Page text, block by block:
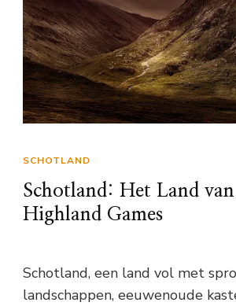
SCHOTLAND
Schotland: Het Land van
Highland Games
Schotland, een land vol met
landschappen, eeuwenoude